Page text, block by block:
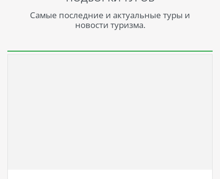
Самые последние и актуальные туры и
новости туризма.